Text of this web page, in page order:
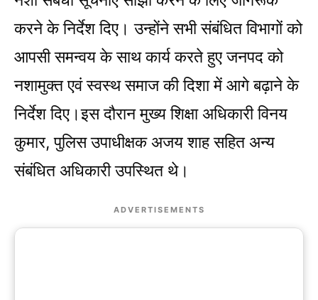
करने के निर्देश दिए। उन्होंने सभी संबंधित विभागों को
आपसी समन्वय के साथ कार्य करते हुए जनपद को
नशामुक्त एवं स्वस्थ समाज की दिशा में आगे बढ़ाने के
निर्देश दिए।इस दौरान मुख्य शिक्षा अधिकारी विनय
कुमार, पुलिस उपाधीक्षक अजय शाह सहित अन्य
संबंधित अधिकारी उपस्थित थे।
ADVERTISEMENTS